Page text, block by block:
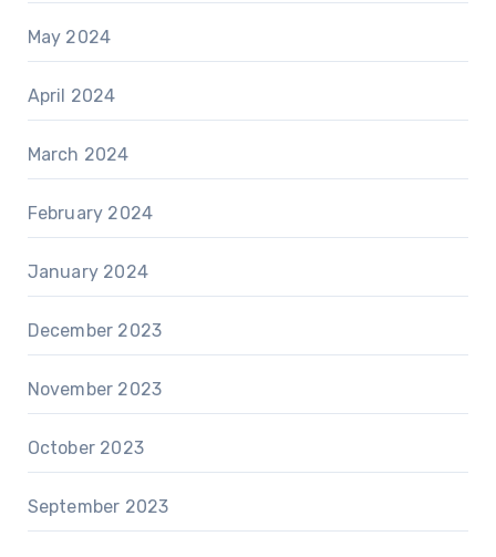
May 2024
April 2024
March 2024
February 2024
January 2024
December 2023
November 2023
October 2023
September 2023